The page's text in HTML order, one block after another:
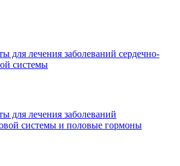
для лечения заболеваний сердечно-
системы
для лечения заболеваний
системы и половые гормоны